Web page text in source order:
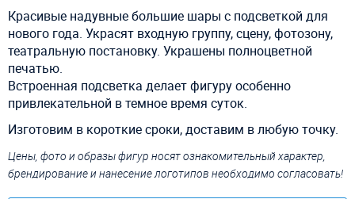
Красивые надувные большие шары с подсветкой для
нового года. Украсят входную группу, сцену, фотозону,
театральную постановку. Украшены полноцветной
печатью.
Встроенная подсветка делает фигуру особенно
привлекательной в темное время суток.
Изготовим в короткие сроки, доставим в любую точку.
Цены, фото и образы фигур носят ознакомительный характер,
брендирование и нанесение логотипов необходимо согласовать!